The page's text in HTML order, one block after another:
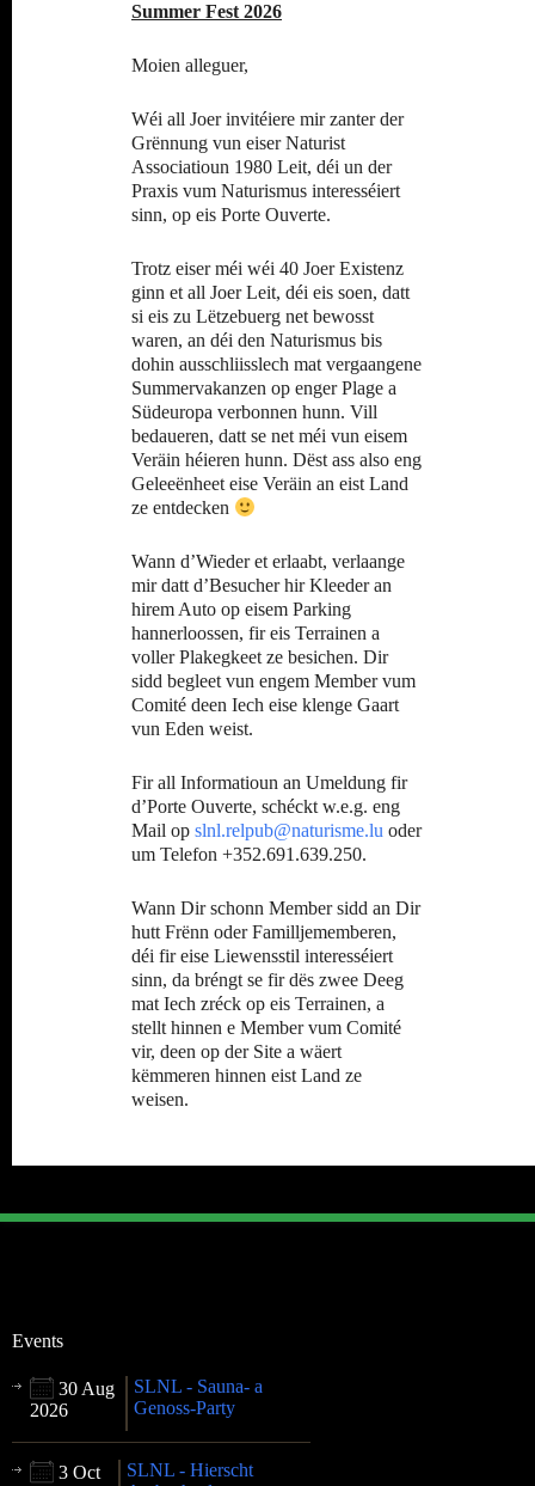
Summer Fest 2026
Moien alleguer,
Wéi all Joer invitéiere mir zanter der
Grënnung vun eiser Naturist
Associatioun 1980 Leit, déi un der
Praxis vum Naturismus interesséiert
sinn, op eis Porte Ouverte.
Trotz eiser méi wéi 40 Joer Existenz
ginn et all Joer Leit, déi eis soen, datt
si eis zu Lëtzebuerg net bewosst
waren, an déi den Naturismus bis
dohin ausschliisslech mat vergaangene
Summervakanzen op enger Plage a
Südeuropa verbonnen hunn. Vill
bedaueren, datt se net méi vun eisem
Veräin héieren hunn. Dëst ass also eng
Geleeënheet eise Veräin an eist Land
ze entdecken
Wann d’Wieder et erlaabt, verlaange
mir datt d’Besucher hir Kleeder an
hirem Auto op eisem Parking
hannerloossen, fir eis Terrainen a
voller Plakegkeet ze besichen. Dir
sidd begleet vun engem Member vum
Comité deen Iech eise klenge Gaart
vun Eden weist.
Fir all Informatioun an Umeldung fir
d’Porte Ouverte, schéckt w.e.g. eng
Mail op slnl.relpub@naturisme.lu oder
um Telefon +352.691.639.250.
Wann Dir schonn Member sidd an Dir
hutt Frënn oder Familljememberen,
déi fir eise Liewensstil interesséiert
sinn, da bréngt se fir dës zwee Deeg
mat Iech zréck op eis Terrainen, a
stellt hinnen e Member vum Comité
vir, deen op der Site a wäert
këmmeren hinnen eist Land ze
weisen.
Events
30 Aug
2026
SLNL - Sauna- a
Genoss-Party
3 Oct
SLNL - Hierscht